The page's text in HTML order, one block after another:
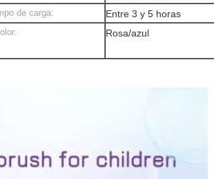
de carga: Entre 3 y 5 horas
Rosa/azul